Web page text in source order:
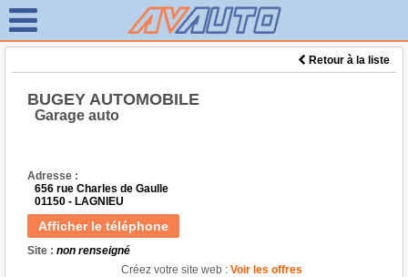
Retour à la liste
BUGEY AUTOMOBILE
Garage auto
Adresse :
656 rue Charles de Gaulle
01150 - LAGNIEU
Afficher le téléphone
Site : non renseigné
Créez votre site web : Voir les offres